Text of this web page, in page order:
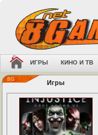
ИГРЫ КИНО И ТВ
Игры